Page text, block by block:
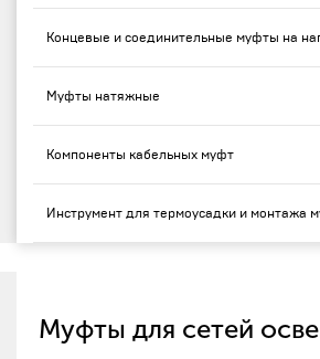
Концевые и соединительные муфты на
Муфты натяжные
Компоненты кабельных муфт
Инструмент для термоусадки и монтажа
Муфты для сетей